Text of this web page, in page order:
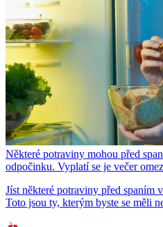
Některé potraviny mohou před
odpočinku. Vyplatí se je večer
Jíst některé potraviny před spaním
Toto jsou ty, kterým byste se měli